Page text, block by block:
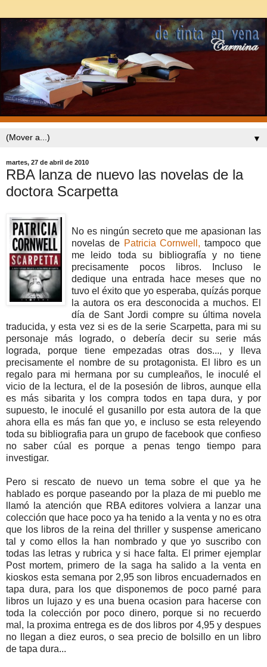
▼
martes, 27 de abril de 2010
RBA lanza de nuevo las novelas de la
doctora Scarpetta
No es ningún secreto que me apasionan las
novelas de Patricia Cornwell, tampoco que
me leido toda su bibliografía y no tiene
precisamente pocos libros. Incluso le
dedique una entrada hace meses que no
tuvo el éxito que yo esperaba, quízás porque
la autora os era desconocida a muchos. El
día de Sant Jordi compre su última novela
traducida, y esta vez si es de la serie Scarpetta, para mi su
personaje más logrado, o debería decir su serie más
lograda, porque tiene empezadas otras dos..., y lleva
precisamente el nombre de su protagonista. El libro es un
regalo para mi hermana por su cumpleaños, le inoculé el
vicio de la lectura, el de la posesión de libros, aunque ella
es más sibarita y los compra todos en tapa dura, y por
supuesto, le inoculé el gusanillo por esta autora de la que
ahora ella es más fan que yo, e incluso se esta releyendo
toda su bibliografia para un grupo de facebook que confieso
no saber cúal es porque a penas tengo tiempo para
investigar.
Pero si rescato de nuevo un tema sobre el que ya he
hablado es porque paseando por la plaza de mi pueblo me
llamó la atención que RBA editores volviera a lanzar una
colección que hace poco ya ha tenido a la venta y no es otra
que los libros de la reina del thriller y suspense americano
tal y como ellos la han nombrado y que yo suscribo con
todas las letras y rubrica y si hace falta. El primer ejemplar
Post mortem, primero de la saga ha salido a la venta en
kioskos esta semana por 2,95 son libros encuadernados en
tapa dura, para los que disponemos de poco parné para
libros un lujazo y es una buena ocasion para hacerse con
toda la colección por poco dinero, porque si no recuerdo
mal, la proxima entrega es de dos libros por 4,95 y despues
no llegan a diez euros, o sea precio de bolsillo en un libro
de tapa dura...